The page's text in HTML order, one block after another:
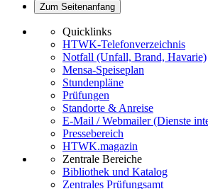
Zum Seitenanfang
Quicklinks
HTWK-Telefonverzeichnis
Notfall (Unfall, Brand, Havarie)
Mensa-Speiseplan
Stundenpläne
Prüfungen
Standorte & Anreise
E-Mail / Webmailer (Dienste
Pressebereich
HTWK.magazin
Zentrale Bereiche
Bibliothek und Katalog
Zentrales Prüfungsamt